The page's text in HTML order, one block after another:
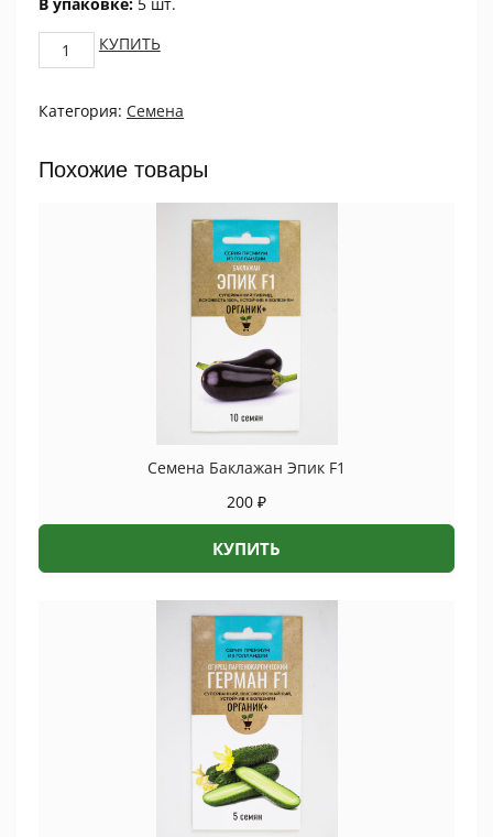
В упаковке: 5 шт.
Гацания
блестящая
солнца
ПРОЦВЕТОК
quantity
КУПИТЬ
Категория: Семена
Похожие товары
Семена Баклажан Эпик F1
200 ₽
КУПИТЬ